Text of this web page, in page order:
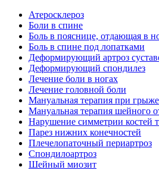
Атеросклероз
Боли в спине
Боль в пояснице, отдающая в
Боль в спине под лопатками
Деформирующий артроз
Деформирующий спондилез
Лечение боли в ногах
Лечение головной боли
Мануальная терапия при грыже
Мануальная терапия шейного
Нарушение симметрии костей
Парез нижних конечностей
Плечелопаточный периартроз
Спондилоартроз
Шейный миозит